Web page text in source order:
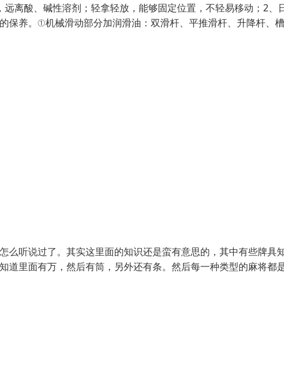
离酸、碱性溶剂；轻拿轻放，能够固定位置，不轻易移动；2、
保养。①机械滑动部分加润滑油：双滑杆、平推滑杆、升降杆、
么听说过了。其实这里面的知识还是蛮有意思的，其中有些牌具
道里面有万，然后有筒，另外还有条。然后每一种类型的麻将都